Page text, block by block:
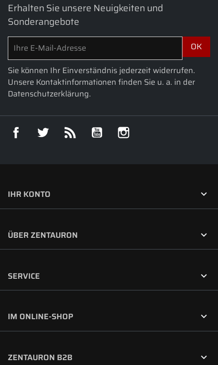
Erhalten Sie unsere Neuigkeiten und
Sonderangebote
Sie können Ihr Einverständnis jederzeit widerrufen.
Unsere Kontaktinformationen finden Sie u. a. in der
Datenschutzerklärung.
Facebook Twitter RSS YouTube
IHR KONTO 
ÜBER ZENTAURON 
SERVICE 
IM ONLINE-SHOP 
ZENTAURON B2B 